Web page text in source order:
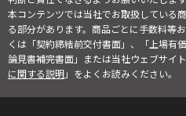
本コンテンツでは当社でお取扱している
る部分があります。商品ごとに手数料等
くは「契約締結前交付書面」、「上場有
論見書補完書面」または当社ウェブサイ
に関する説明」をよくお読みください。